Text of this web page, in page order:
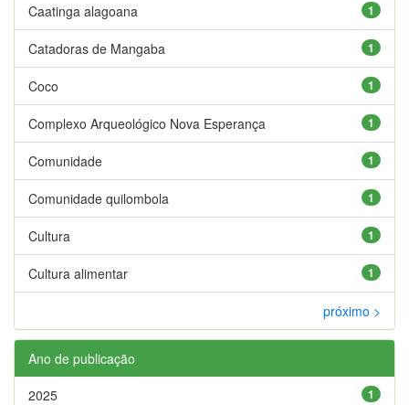
1
Caatinga alagoana
1
Catadoras de Mangaba
1
Coco
1
Complexo Arqueológico Nova Esperança
1
Comunidade
1
Comunidade quilombola
1
Cultura
1
Cultura alimentar
próximo >
Ano de publicação
1
2025